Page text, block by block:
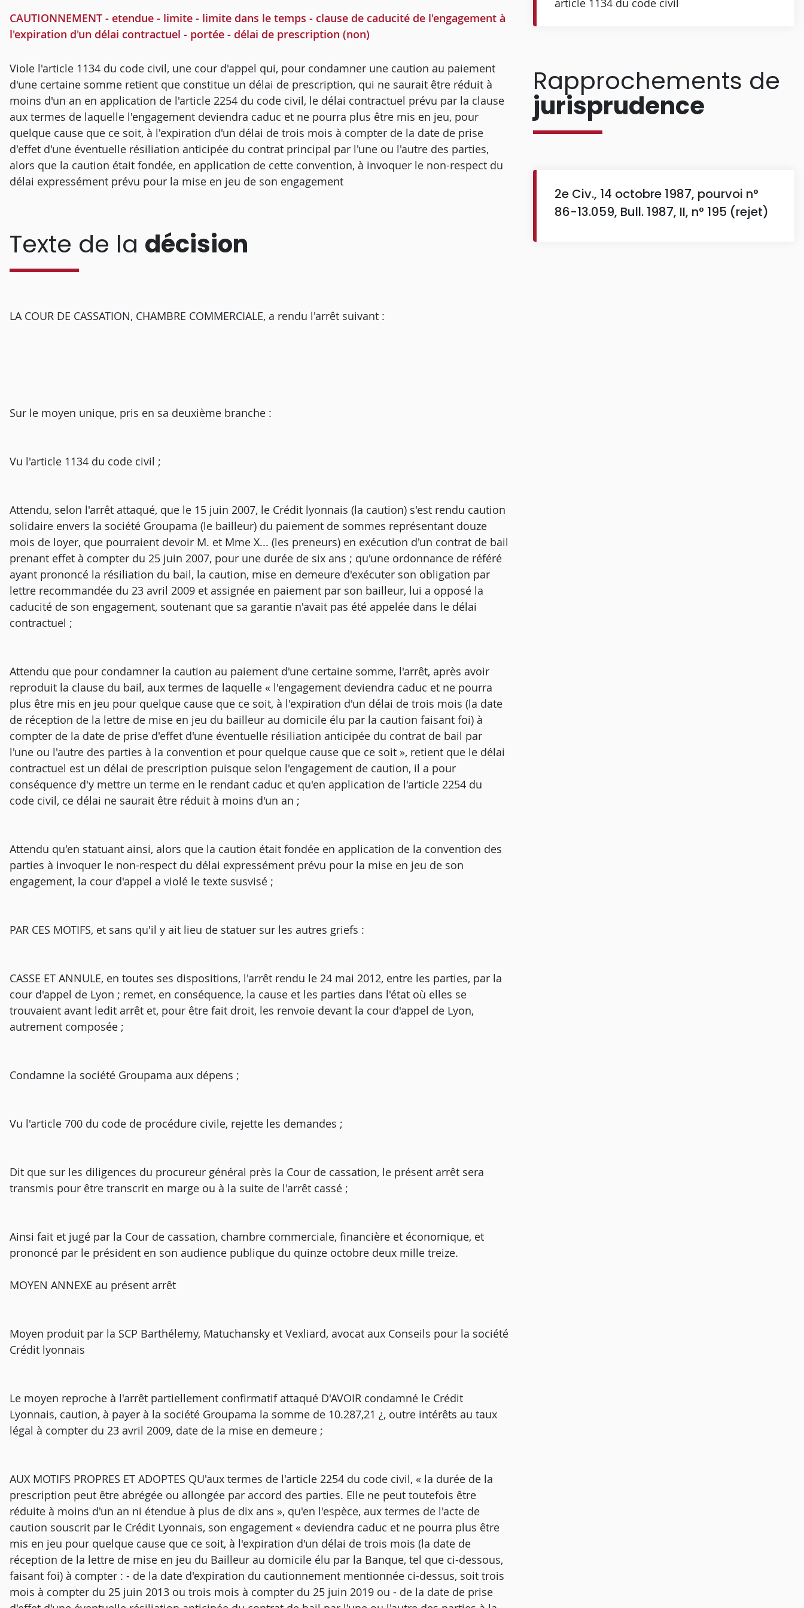
CAUTIONNEMENT - etendue - limite - limite dans le temps - clause de caducité de l'engagement à
l'expiration d'un délai contractuel - portée - délai de prescription (non)
Viole l'article 1134 du code civil, une cour d'appel qui, pour condamner une caution au paiement
d'une certaine somme retient que constitue un délai de prescription, qui ne saurait être réduit à
moins d'un an en application de l'article 2254 du code civil, le délai contractuel prévu par la clause
aux termes de laquelle l'engagement deviendra caduc et ne pourra plus être mis en jeu, pour
quelque cause que ce soit, à l'expiration d'un délai de trois mois à compter de la date de prise
d'effet d'une éventuelle résiliation anticipée du contrat principal par l'une ou l'autre des parties,
alors que la caution était fondée, en application de cette convention, à invoquer le non-respect du
délai expressément prévu pour la mise en jeu de son engagement
Texte de la décision
LA COUR DE CASSATION, CHAMBRE COMMERCIALE, a rendu l'arrêt suivant :
Sur le moyen unique, pris en sa deuxième branche :
Vu l'article 1134 du code civil ;
Attendu, selon l'arrêt attaqué, que le 15 juin 2007, le Crédit lyonnais (la caution) s'est rendu caution
solidaire envers la société Groupama (le bailleur) du paiement de sommes représentant douze
mois de loyer, que pourraient devoir M. et Mme X... (les preneurs) en exécution d'un contrat de bail
prenant effet à compter du 25 juin 2007, pour une durée de six ans ; qu'une ordonnance de référé
ayant prononcé la résiliation du bail, la caution, mise en demeure d'exécuter son obligation par
lettre recommandée du 23 avril 2009 et assignée en paiement par son bailleur, lui a opposé la
caducité de son engagement, soutenant que sa garantie n'avait pas été appelée dans le délai
contractuel ;
Attendu que pour condamner la caution au paiement d'une certaine somme, l'arrêt, après avoir
reproduit la clause du bail, aux termes de laquelle « l'engagement deviendra caduc et ne pourra
plus être mis en jeu pour quelque cause que ce soit, à l'expiration d'un délai de trois mois (la date
de réception de la lettre de mise en jeu du bailleur au domicile élu par la caution faisant foi) à
compter de la date de prise d'effet d'une éventuelle résiliation anticipée du contrat de bail par
l'une ou l'autre des parties à la convention et pour quelque cause que ce soit », retient que le délai
contractuel est un délai de prescription puisque selon l'engagement de caution, il a pour
conséquence d'y mettre un terme en le rendant caduc et qu'en application de l'article 2254 du
code civil, ce délai ne saurait être réduit à moins d'un an ;
Attendu qu'en statuant ainsi, alors que la caution était fondée en application de la convention des
parties à invoquer le non-respect du délai expressément prévu pour la mise en jeu de son
engagement, la cour d'appel a violé le texte susvisé ;
PAR CES MOTIFS, et sans qu'il y ait lieu de statuer sur les autres griefs :
CASSE ET ANNULE, en toutes ses dispositions, l'arrêt rendu le 24 mai 2012, entre les parties, par la
cour d'appel de Lyon ; remet, en conséquence, la cause et les parties dans l'état où elles se
trouvaient avant ledit arrêt et, pour être fait droit, les renvoie devant la cour d'appel de Lyon,
autrement composée ;
Condamne la société Groupama aux dépens ;
Vu l'article 700 du code de procédure civile, rejette les demandes ;
Dit que sur les diligences du procureur général près la Cour de cassation, le présent arrêt sera
transmis pour être transcrit en marge ou à la suite de l'arrêt cassé ;
Ainsi fait et jugé par la Cour de cassation, chambre commerciale, financière et économique, et
prononcé par le président en son audience publique du quinze octobre deux mille treize.
MOYEN ANNEXE au présent arrêt
Moyen produit par la SCP Barthélemy, Matuchansky et Vexliard, avocat aux Conseils pour la société
Crédit lyonnais
Le moyen reproche à l'arrêt partiellement confirmatif attaqué D'AVOIR condamné le Crédit
Lyonnais, caution, à payer à la société Groupama la somme de 10.287,21 ¿, outre intérêts au taux
légal à compter du 23 avril 2009, date de la mise en demeure ;
AUX MOTIFS PROPRES ET ADOPTES QU'aux termes de l'article 2254 du code civil, « la durée de la
prescription peut être abrégée ou allongée par accord des parties. Elle ne peut toutefois être
réduite à moins d'un an ni étendue à plus de dix ans », qu'en l'espèce, aux termes de l'acte de
caution souscrit par le Crédit Lyonnais, son engagement « deviendra caduc et ne pourra plus être
mis en jeu pour quelque cause que ce soit, à l'expiration d'un délai de trois mois (la date de
réception de la lettre de mise en jeu du Bailleur au domicile élu par la Banque, tel que ci-dessous,
faisant foi) à compter : - de la date d'expiration du cautionnement mentionnée ci-dessus, soit trois
mois à compter du 25 juin 2013 ou trois mois à compter du 25 juin 2019 ou - de la date de prise
article 1134 du code civil
Rapprochements de
jurisprudence
2e Civ., 14 octobre 1987, pourvoi n°
86-13.059, Bull. 1987, II, n° 195 (rejet)